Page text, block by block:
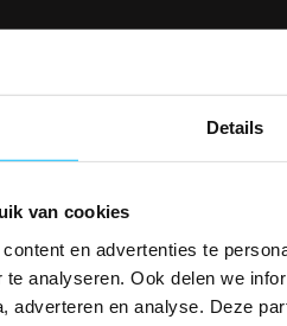
Details
van cookies
en advertenties te
analyseren. Ook delen we
adverteren en analyse. Deze
Inschrijven
ONTVANG
PAK